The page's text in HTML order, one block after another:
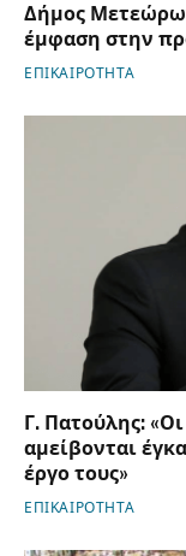
Δήμος
έμφαση στην
ΕΠΙΚΑΙΡΟΤΗΤΑ
Γ. Πατούλης:
αμείβονται
έργο τους»
ΕΠΙΚΑΙΡΟΤΗΤΑ